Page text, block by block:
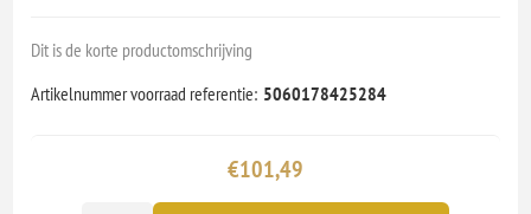
Dit is de korte productomschrijving
Artikelnummer voorraad referentie: 5060178425284
€101,49